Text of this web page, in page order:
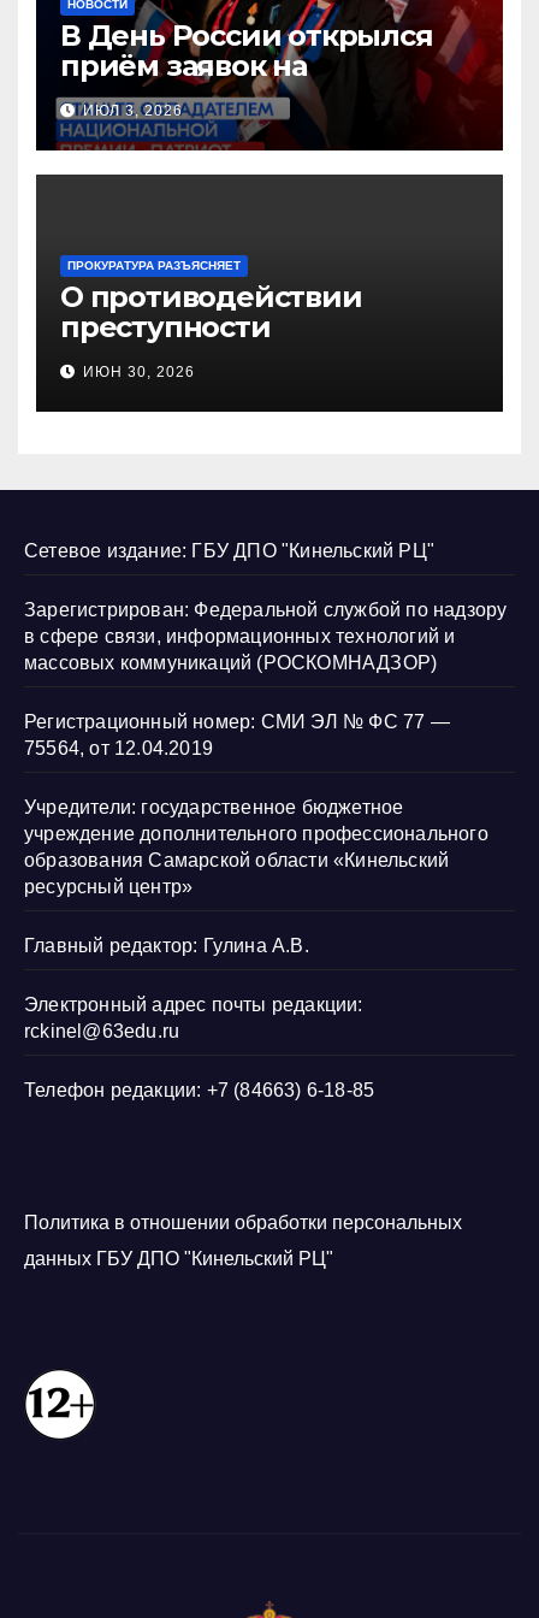
НОВОСТИ
В День России открылся
приём заявок на
Национальную премию
«Патриот»
ИЮЛ 3, 2026
ПРОКУРАТУРА РАЗЪЯСНЯЕТ
О противодействии
преступности
несовершеннолетних и
нарушению их прав
ИЮН 30, 2026
Сетевое издание: ГБУ ДПО "Кинельский РЦ"
Зарегистрирован: Федеральной службой по надзору
в сфере связи, информационных технологий и
массовых коммуникаций (РОСКОМНАДЗОР)
Регистрационный номер: СМИ ЭЛ № ФС 77 —
75564, от 12.04.2019
Учредители: государственное бюджетное
учреждение дополнительного профессионального
образования Самарской области «Кинельский
ресурсный центр»
Главный редактор: Гулина А.В.
Электронный адрес почты редакции:
rckinel@63edu.ru
Телефон редакции: +7 (84663) 6-18-85
Политика в отношении обработки персональных
данных ГБУ ДПО "Кинельский РЦ"